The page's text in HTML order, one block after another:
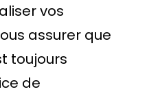
vos
assurer que
toujours
de